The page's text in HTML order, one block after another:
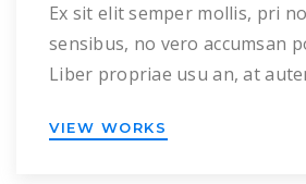
Ex sit elit semper mollis, pri
sensibus, no vero accumsan
Liber propriae usu an, at
sale prima efficiantur duo. Nec
VIEW WORKS